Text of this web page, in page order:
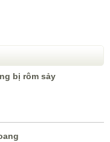
bị rôm sảy